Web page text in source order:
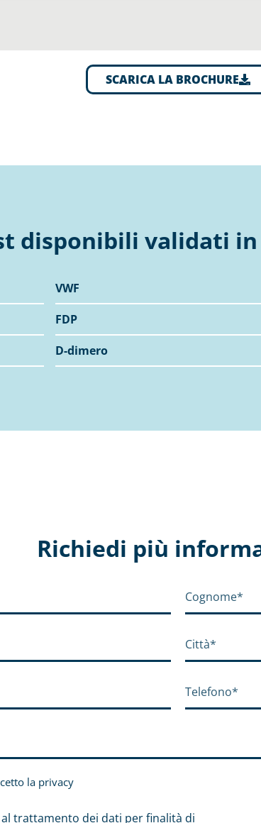
SCARICA LA BROCHURE
disponibili validati
VWF
FDP
D-dimero
Richiedi più
la privacy
trattamento dei dati per finalità di